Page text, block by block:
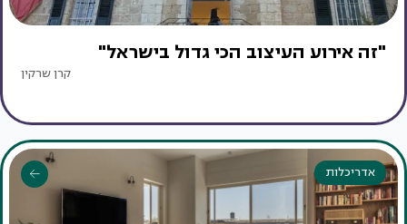
"זה אירוע העיצוב הכי גדול בישראל"
קרן שרקין
אדריכלות